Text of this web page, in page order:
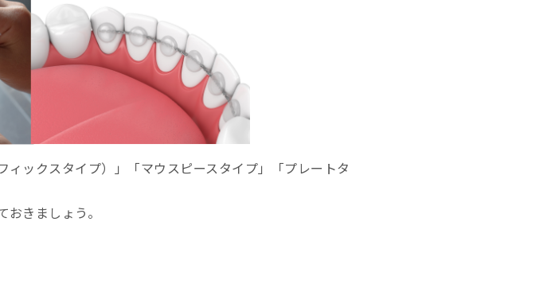
ックスタイプ）」「マウスピースタイプ」「プレートタ
きましょう。